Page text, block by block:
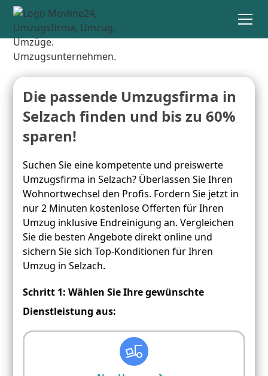
Die passende Umzugsfirma in
Selzach finden und bis zu 60%
sparen!
Suchen Sie eine kompetente und preiswerte
Umzugsfirma in Selzach? Überlassen Sie Ihren
Wohnortwechsel den Profis. Fordern Sie jetzt in
nur 2 Minuten kostenlose Offerten für Ihren
Umzug inklusive Endreinigung an. Vergleichen
Sie die besten Angebote direkt online und
sichern Sie sich Top-Konditionen für Ihren
Umzug in Selzach.
Schritt 1: Wählen Sie Ihre gewünschte
Dienstleistung aus: